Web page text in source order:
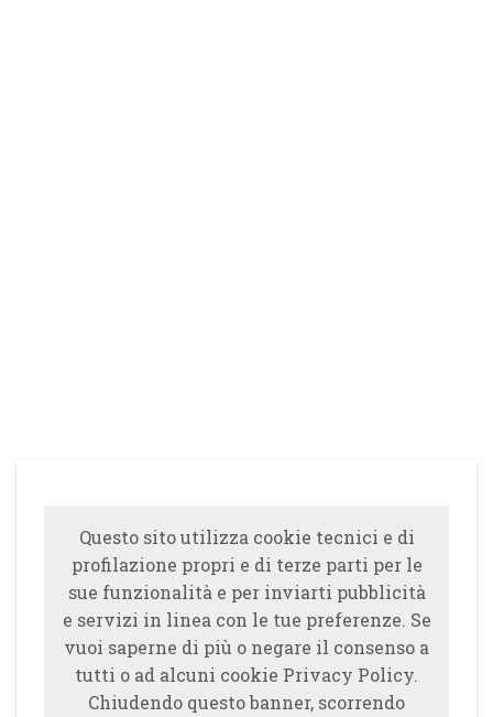
Questo sito utilizza cookie tecnici e di
profilazione propri e di terze parti per le
sue funzionalità e per inviarti pubblicità
e servizi in linea con le tue preferenze. Se
vuoi saperne di più o negare il consenso a
tutti o ad alcuni cookie Privacy Policy.
Chiudendo questo banner, scorrendo